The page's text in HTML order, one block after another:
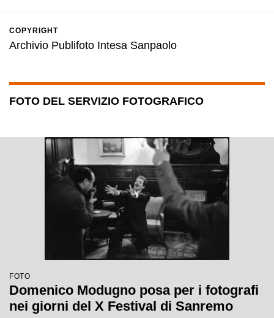
COPYRIGHT
Archivio Publifoto Intesa Sanpaolo
FOTO DEL SERVIZIO FOTOGRAFICO
FOTO
Domenico Modugno posa per i fotografi
nei giorni del X Festival di Sanremo